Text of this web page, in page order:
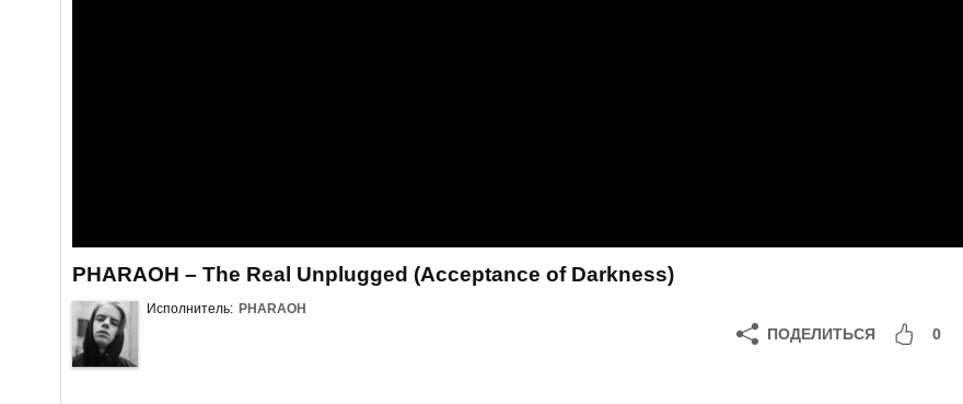
PHARAOH – The Real Unplugged (Acceptance of Darkness)
Исполнитель: PHARAOH
ПОДЕЛИТЬСЯ 0